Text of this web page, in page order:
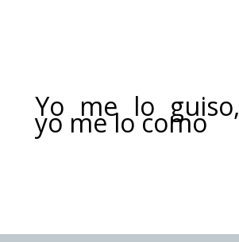
Yo me lo guiso,
yo me lo como